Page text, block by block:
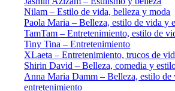
Nilam – Estilo de vida, belleza y moda
Paola Maria – Belleza, estilo de vida y
TamTam – Entretenimiento, estilo de
Tiny Tina – Entretenimiento
XLaeta – Entretenimiento, trucos de
Shirin David – Belleza, comedia y
Anna Maria Damm – Belleza, estilo de
entretenimiento